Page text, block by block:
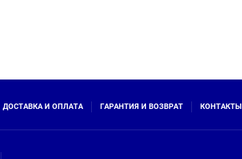
ДОСТАВКА И ОПЛАТА ГАРАНТИЯ И ВОЗВРАТ КОНТАКТЫ